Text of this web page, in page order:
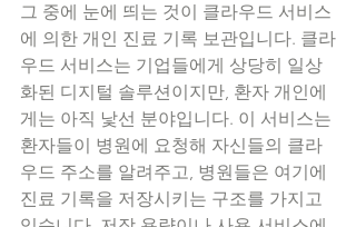
그 중에 눈에 띄는 것이 클라우드 서비스
에 의한 개인 진료 기록 보관입니다. 클라
우드 서비스는 기업들에게 상당히 일상
화된 디지털 솔루션이지만, 환자 개인에
게는 아직 낯선 분야입니다. 이 서비스는
환자들이 병원에 요청해 자신들의 클라
우드 주소를 알려주고, 병원들은 여기에
진료 기록을 저장시키는 구조를 가지고